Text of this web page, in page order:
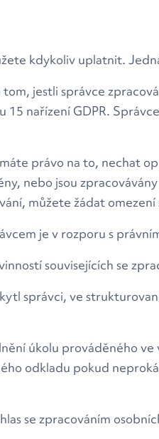
kdykoliv uplatnit.
jestli správce
nařízení GDPR.
právo na to, nechat
nebo jsou
můžete žádat
je v rozporu s
souvisejících se
správci, ve
úkolu prováděného
odkladu pokud
se zpracováním